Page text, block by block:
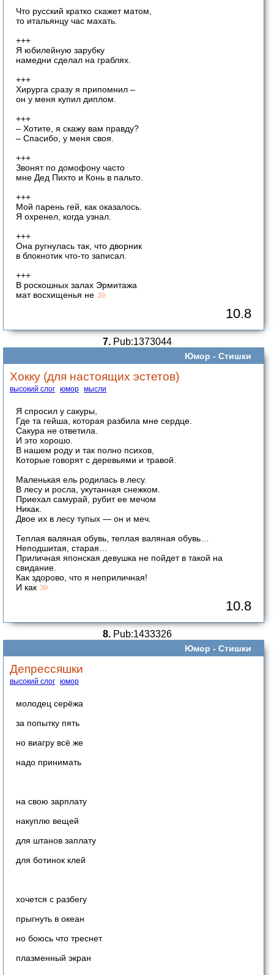
Что русский кратко скажет матом,
то итальянцу час махать.
+++
Я юбилейную зарубку
намедни сделал на граблях.
+++
Хирурга сразу я припомнил –
он у меня купил диплом.
+++
– Хотите, я скажу вам правду?
– Спасибо, у меня своя.
+++
Звонят по домофону часто
мне Дед Пихто и Конь в пальто.
+++
Мой парень гей, как оказалось.
Я охренел, когда узнал.
+++
Она ругнулась так, что дворник
в блокнотик что-то записал.
+++
В роскошных залах Эрмитажа
мат восхищенья не
10.8
7.Pub:1373044
Юмор - Стишки
Хокку (для настоящих эстетов)
высокий слог юмор мысли
Я спросил у сакуры,
Где та гейша, которая разбила мне сердце.
Сакура не ответила.
И это хорошо.
В нашем роду и так полно психов,
Которые говорят с деревьями и травой.
Маленькая ель родилась в лесу.
В лесу и росла, укутанная снежком.
Приехал самурай, рубит ее мечом
Никак.
Двое их в лесу тупых — он и меч.
Теплая валяная обувь, теплая валяная обувь…
Неподшитая, старая…
Приличная японская девушка не пойдет в такой на
свидание.
Как здорово, что я неприличная!
И как
10.8
8.Pub:1433326
Юмор - Стишки
Депрессяшки
высокий слог юмор
молодец серёжа
за попытку пять
но виагру всё же
надо принимать
на свою зарплату
накуплю вещей
для штанов заплату
для ботинок клей
хочется с разбегу
прыгнуть в океан
но боюсь что треснет
плазменный экран